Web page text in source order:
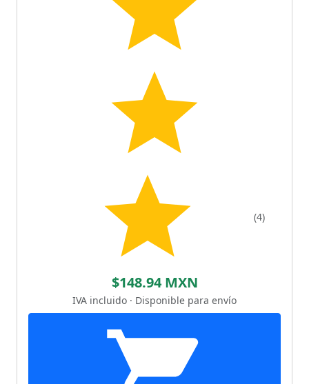
(4)
$148.94 MXN
IVA incluido · Disponible para envío